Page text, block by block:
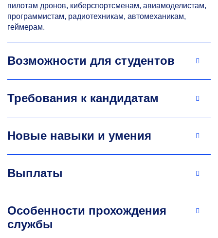
пилотам дронов, киберспортсменам, авиамоделистам,
программистам, радиотехникам, автомеханикам,
геймерам.
Возможности для студентов
Требования к кандидатам
Новые навыки и умения
Выплаты
Особенности прохождения
службы